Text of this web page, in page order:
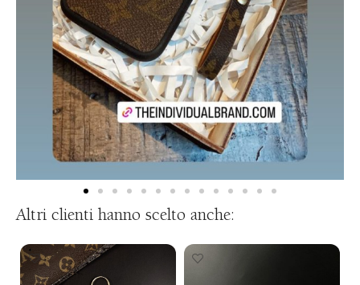
Altri clienti hanno scelto anche: